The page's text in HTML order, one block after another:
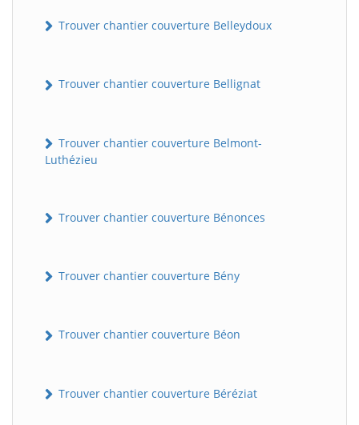
Trouver chantier couverture Belleydoux
Trouver chantier couverture Bellignat
Trouver chantier couverture Belmont-
Luthézieu
Trouver chantier couverture Bénonces
Trouver chantier couverture Bény
Trouver chantier couverture Béon
Trouver chantier couverture Béréziat